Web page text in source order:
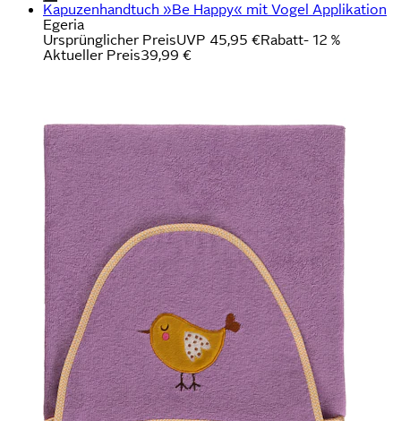
Kapuzenhandtuch »Be Happy« mit Vogel Applikation
Egeria
Ursprünglicher PreisUVP 45,95 €Rabatt- 12 %
Aktueller Preis39,99 €